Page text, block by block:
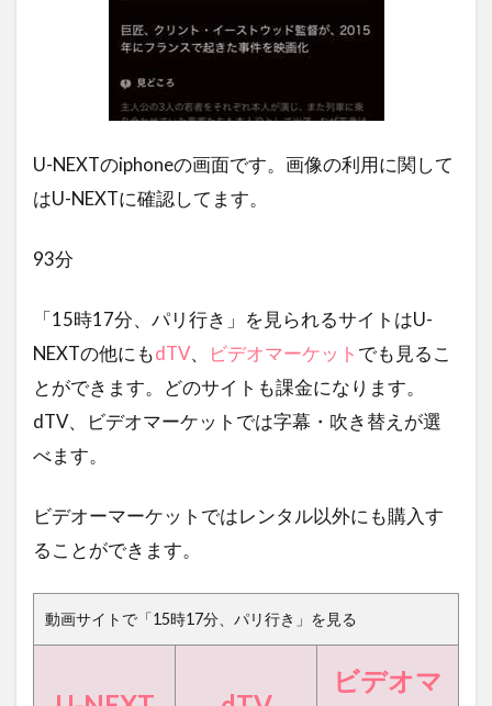
U-NEXTのiphoneの画面です。画像の利用に関して
はU-NEXTに確認してます。
93分
「15時17分、パリ行き」を見られるサイトはU-
NEXTの他にもdTV、 ビデオマーケット でも見るこ
とができます。どのサイトも課金になります。
dTV、ビデオマーケットでは字幕・吹き替えが選
べます。
ビデオーマーケットではレンタル以外にも購入す
ることができます。
動画サイトで「15時17分、パリ行き」を見る
ビデオマ